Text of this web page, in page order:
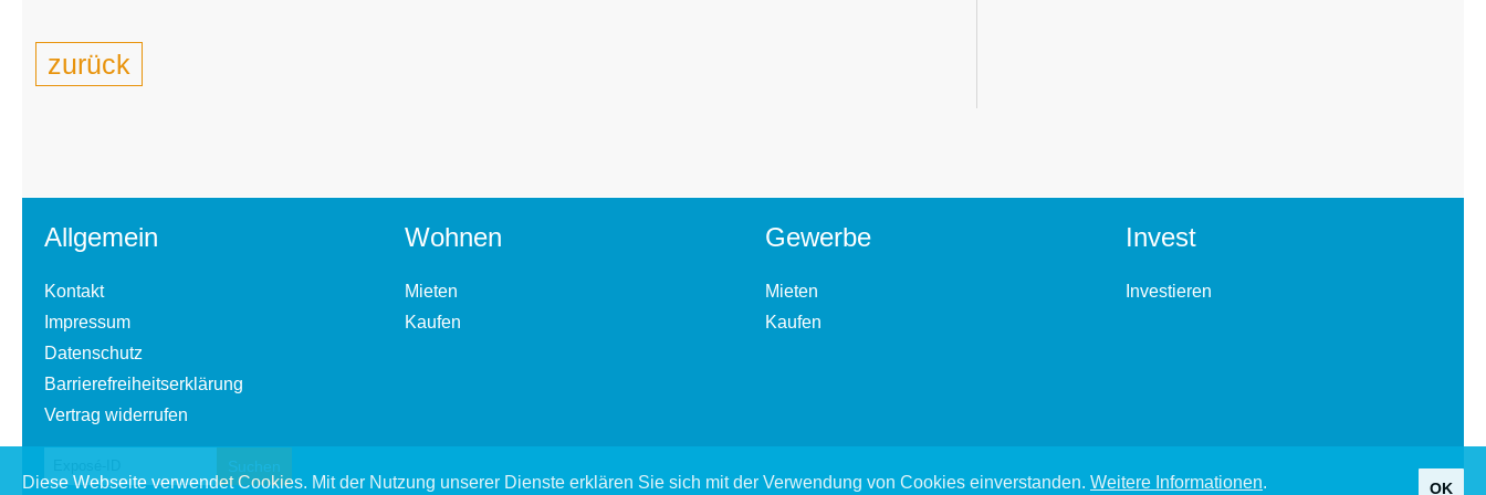
zurück
Allgemein
Kontakt
Impressum
Datenschutz
Barrierefreiheitserklärung
Vertrag widerrufen
Wohnen
Mieten
Kaufen
Gewerbe
Mieten
Kaufen
Invest
Investieren
Diese Webseite verwendet Cookies. Mit der Nutzung unserer Dienste erklären Sie sich mit der Verwendung von Cookies einverstanden. Weitere Informationen. OK